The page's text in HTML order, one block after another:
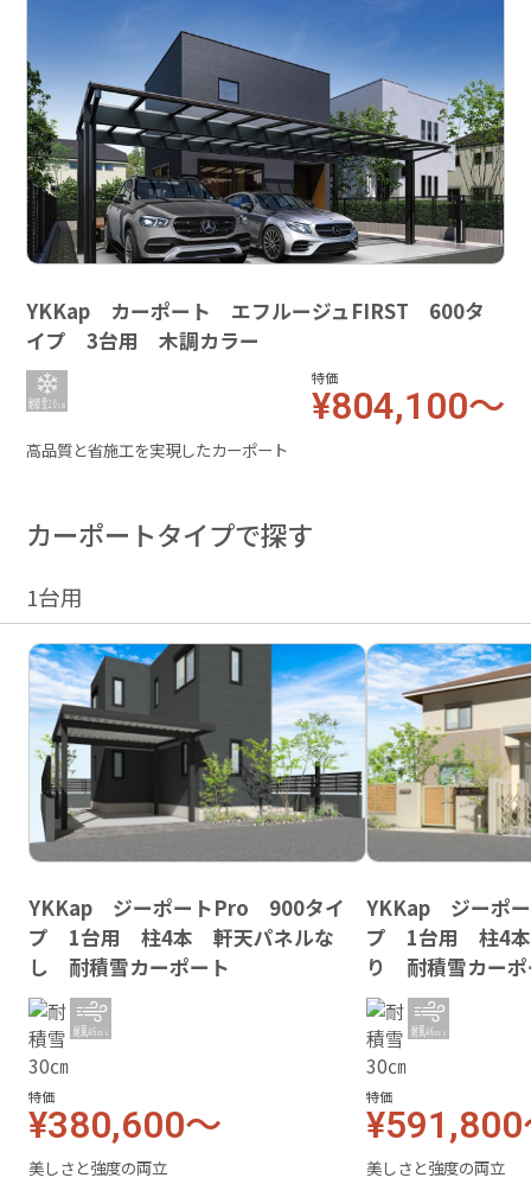
YKKap カーポート エフルージュFIRST 600タ
イプ 3台用 木調カラー
特価
¥804,100～
高品質と省施工を実現したカーポート
カーポートタイプで探す
1台用
YKKap ジーポートPro 900タイ
プ 1台用 柱4本 軒天パネルな
し 耐積雪カーポート
特価
¥380,600～
美しさと強度の両立
YKKap ジーポ
プ 1台用 柱4
り 耐積雪カー
特価
美しさと強度の両立